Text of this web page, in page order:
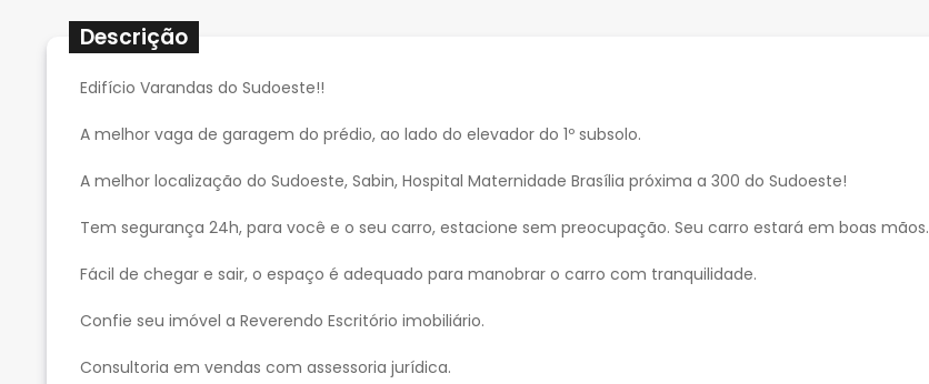
Descrição
Edifício Varandas do Sudoeste!!
A melhor vaga de garagem do prédio, ao lado do elevador do 1º subsolo.
A melhor localização do Sudoeste, Sabin, Hospital Maternidade Brasília próxima a 300 do Sudoeste!
Tem segurança 24h, para você e o seu carro, estacione sem preocupação. Seu carro estará em boas mãos.
Fácil de chegar e sair, o espaço é adequado para manobrar o carro com tranquilidade.
Confie seu imóvel a Reverendo Escritório imobiliário.
Consultoria em vendas com assessoria jurídica.